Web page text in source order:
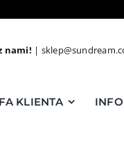
nami! |
KLIENTA